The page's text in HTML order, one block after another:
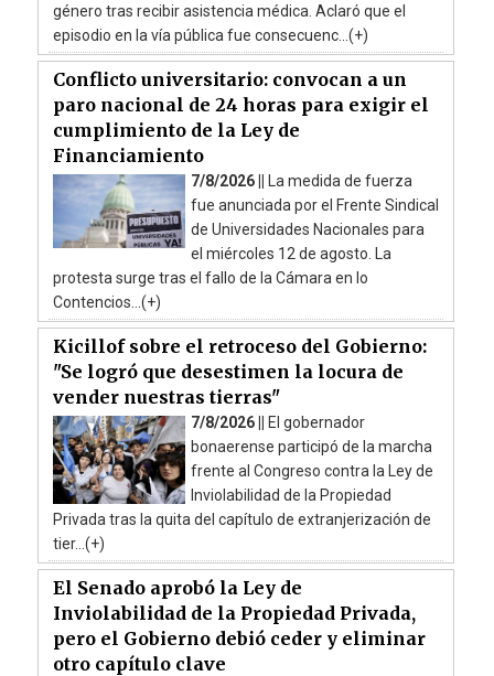
género tras recibir asistencia médica. Aclaró que el
episodio en la vía pública fue consecuenc...(+)
Conflicto universitario: convocan a un
paro nacional de 24 horas para exigir el
cumplimiento de la Ley de
Financiamiento
7/8/2026 ||
La medida de fuerza
fue anunciada por el Frente Sindical
de Universidades Nacionales para
el miércoles 12 de agosto. La
protesta surge tras el fallo de la Cámara en lo
Contencios...(+)
Kicillof sobre el retroceso del Gobierno:
"Se logró que desestimen la locura de
vender nuestras tierras"
7/8/2026 ||
El gobernador
bonaerense participó de la marcha
frente al Congreso contra la Ley de
Inviolabilidad de la Propiedad
Privada tras la quita del capítulo de extranjerización de
tier...(+)
El Senado aprobó la Ley de
Inviolabilidad de la Propiedad Privada,
pero el Gobierno debió ceder y eliminar
otro capítulo clave